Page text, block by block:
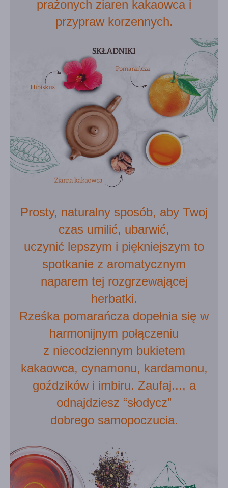
prażonych ziaren kakaowca i
przypraw korzennych.
Prosty, naturalny sposób, aby Twoj
czas umilić, ubarwić,
uczynić lepszym i piękniejszym to
spotkanie z aromatycznym
naparem tej rozgrzewającej
herbatki.
Rześka pomarańcza dopełnia się w
harmonijnym połączeniu
z niecodziennym bukietem
kakaowca, cynamonu, kardamonu,
goździków i imbiru. Zaufaj..., a
odnajdziesz “słodycz”
dobrego samopoczucia.